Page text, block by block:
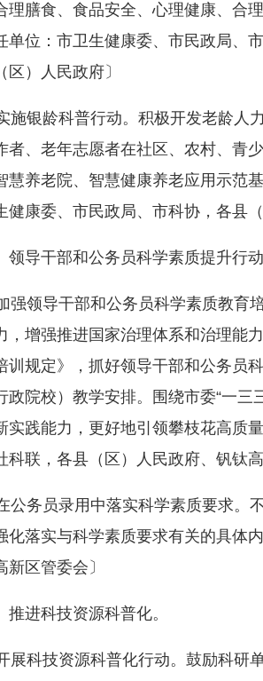
理膳食、食品安全、心理健康、合
单位：市卫生健康委、市民政局、
区）人民政府〕
银龄科普行动。积极开发老龄人
者、老年志愿者在社区、农村、青
慧养老院、智慧健康养老应用示范
健康委、市民政局、市科协，各县
导干部和公务员科学素质提升行
领导干部和公务员科学素质教育
，增强推进国家治理体系和治理能
训规定》，抓好领导干部和公务
政院校）教学安排。围绕市委“一
实践能力，更好地引领攀枝花高质
科联，各县（区）人民政府、钒钛
务员录用中落实科学素质要求。
化落实与科学素质要求有关的具体
新区管委会〕
进科技资源科普化。
科技资源科普化行动。鼓励科研